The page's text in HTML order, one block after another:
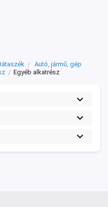
Autó, jármű, gép
Egyéb alkatrész